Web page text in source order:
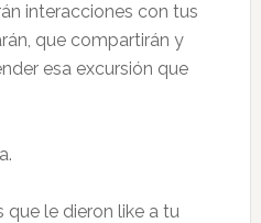
interacciones con tus
que compartirán y
esa excursión que
que le dieron like a tu